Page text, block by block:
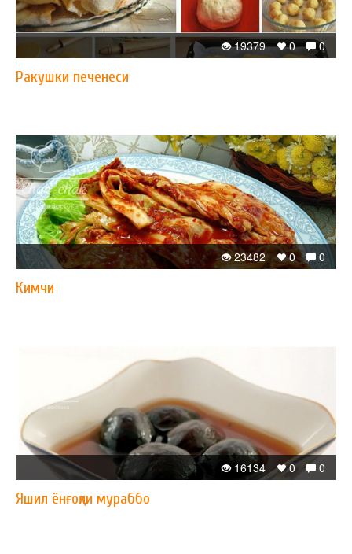
0
0
19379
Ракушки печенеси
0
0
23482
Кимчи
0
0
16134
Яшил ёнғоқли мураббо